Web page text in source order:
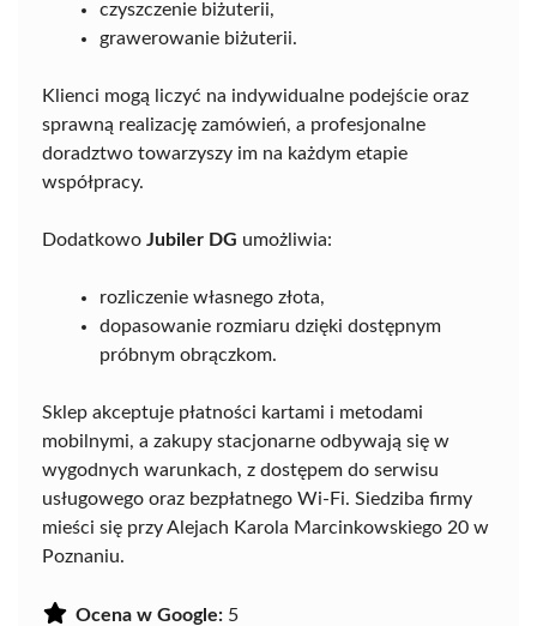
czyszczenie biżuterii,
grawerowanie biżuterii.
Klienci mogą liczyć na indywidualne podejście oraz
sprawną realizację zamówień, a profesjonalne
doradztwo towarzyszy im na każdym etapie
współpracy.
Dodatkowo Jubiler DG umożliwia:
rozliczenie własnego złota,
dopasowanie rozmiaru dzięki dostępnym
próbnym obrączkom.
Sklep akceptuje płatności kartami i metodami
mobilnymi, a zakupy stacjonarne odbywają się w
wygodnych warunkach, z dostępem do serwisu
usługowego oraz bezpłatnego Wi-Fi. Siedziba firmy
mieści się przy Alejach Karola Marcinkowskiego 20 w
Poznaniu.
Ocena w Google: 5